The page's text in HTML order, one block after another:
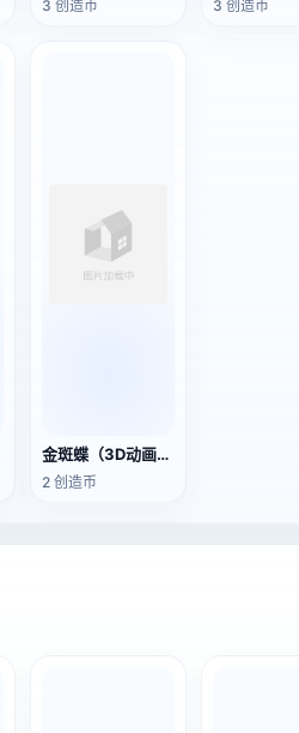
3 创造币 3 创造币
金斑蝶（3D动画模型）
2 创造币